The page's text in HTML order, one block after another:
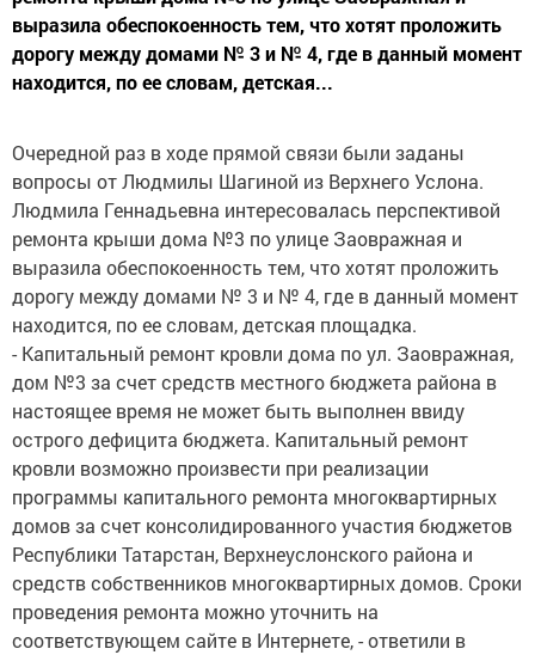
выразила обеспокоенность тем, что хотят проложить
дорогу между домами № 3 и № 4, где в данный момент
находится, по ее словам, детская...
Очередной раз в ходе прямой связи были заданы
вопросы от Людмилы Шагиной из Верхнего Услона.
Людмила Геннадьевна интересовалась перспективой
ремонта крыши дома №3 по улице Заовражная и
выразила обеспокоенность тем, что хотят проложить
дорогу между домами № 3 и № 4, где в данный момент
находится, по ее словам, детская площадка.
- Капитальный ремонт кровли дома по ул. Заовражная,
дом №3 за счет средств местного бюджета района в
настоящее время не может быть выполнен ввиду
острого дефицита бюджета. Капитальный ремонт
кровли возможно произвести при реализации
программы капитального ремонта многоквартирных
домов за счет консолидированного участия бюджетов
Республики Татарстан, Верхнеуслонского района и
средств собственников многоквартирных домов. Сроки
проведения ремонта можно уточнить на
соответствующем сайте в Интернете, - ответили в